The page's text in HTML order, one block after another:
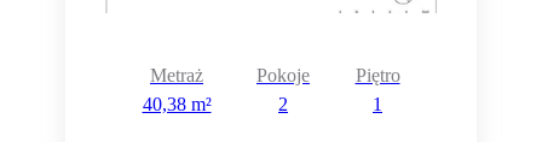
Metraż
40,38 m²
Pokoje
2
Piętro
1